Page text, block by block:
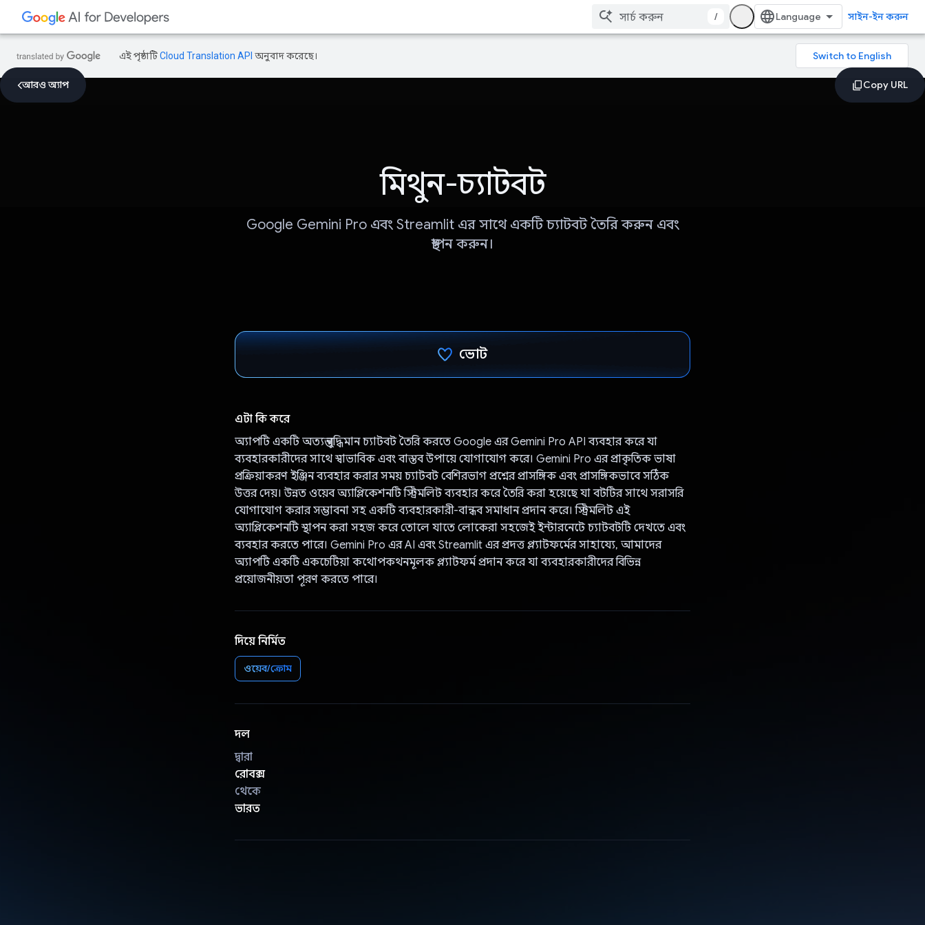
/ সাইন-ইন করুন
এই পৃষ্ঠাটিCloud Translation API অনুবাদ করেছে।
আরও অ্যাপ
মিথুন-চ্যাটবট
Google Gemini Pro এবং Streamlit এর সাথে একটি চ্যাটবট তৈরি করুন এবং
স্থাপন করুন।
ভোট
এটা কি করে
অ্যাপটি একটি অত্যন্ত বুদ্ধিমান চ্যাটবট তৈরি করতে Google এর Gemini Pro API ব্যবহার করে যা
ব্যবহারকারীদের সাথে স্বাভাবিক এবং বাস্তব উপায়ে যোগাযোগ করে। Gemini Pro এর প্রাকৃতিক ভাষা
প্রক্রিয়াকরণ ইঞ্জিন ব্যবহার করার সময় চ্যাটবট বেশিরভাগ প্রশ্নের প্রাসঙ্গিক এবং প্রাসঙ্গিকভাবে সঠিক
উত্তর দেয়। উন্নত ওয়েব অ্যাপ্লিকেশনটি স্ট্রিমলিট ব্যবহার করে তৈরি করা হয়েছে যা বটটির সাথে সরাসরি
যোগাযোগ করার সম্ভাবনা সহ একটি ব্যবহারকারী-বান্ধব সমাধান প্রদান করে। স্ট্রিমলিট এই
অ্যাপ্লিকেশনটি স্থাপন করা সহজ করে তোলে যাতে লোকেরা সহজেই ইন্টারনেটে চ্যাটবটটি দেখতে এবং
ব্যবহার করতে পারে। Gemini Pro এর AI এবং Streamlit এর প্রদত্ত প্ল্যাটফর্মের সাহায্যে, আমাদের
অ্যাপটি একটি একচেটিয়া কথোপকথনমূলক প্ল্যাটফর্ম প্রদান করে যা ব্যবহারকারীদের বিভিন্ন
প্রয়োজনীয়তা পূরণ করতে পারে।
দিয়ে নির্মিত
ওয়েব/ক্রোম
দল
দ্বারা
রোবক্স
থেকে
ভারত